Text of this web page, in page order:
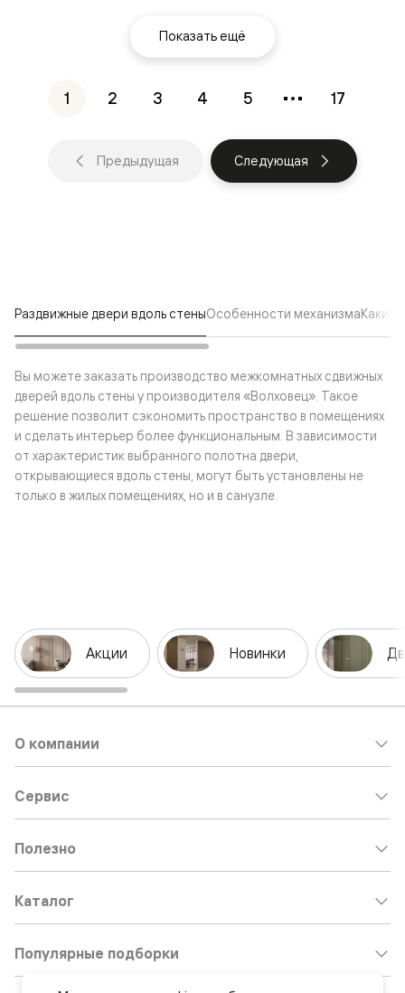
Показать ещё
1 2 3 4 5 17
Предыдущая Следующая
Раздвижные двери вдоль стеныОсобенности механизмаКакие
Вы можете заказать производство межкомнатных сдвижных
дверей вдоль стены у производителя «Волховец». Такое
решение позволит сэкономить пространство в помещениях
и сделать интерьер более функциональным. В зависимости
от характеристик выбранного полотна двери,
открывающиеся вдоль стены, могут быть установлены не
только в жилых помещениях, но и в санузле.
Акции Новинки
О компании
Сервис
Полезно
Каталог
Популярные подборки